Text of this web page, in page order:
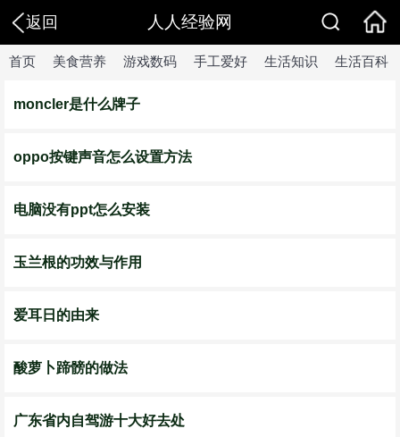
返回 人人经验网
首页 美食营养 游戏数码 手工爱好 生活知识 生活百科
moncler是什么牌子
oppo按键声音怎么设置方法
电脑没有ppt怎么安装
玉兰根的功效与作用
爱耳日的由来
酸萝卜蹄髈的做法
广东省内自驾游十大好去处